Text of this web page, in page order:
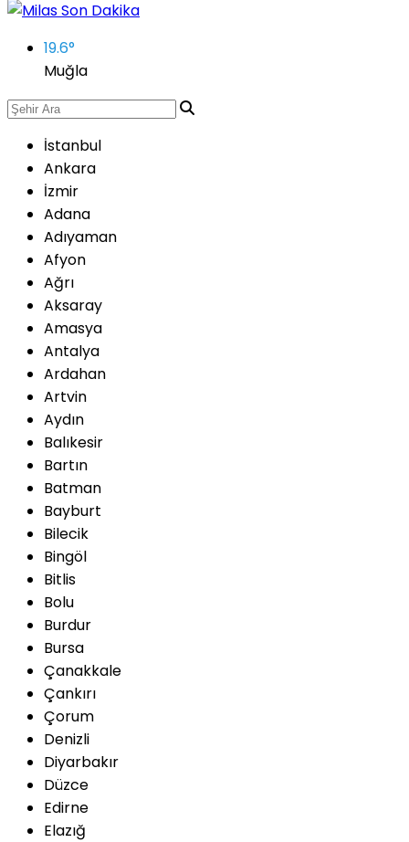
19.6°
Muğla
İstanbul
Ankara
İzmir
Adana
Adıyaman
Afyon
Ağrı
Aksaray
Amasya
Antalya
Ardahan
Artvin
Aydın
Balıkesir
Bartın
Batman
Bayburt
Bilecik
Bingöl
Bitlis
Bolu
Burdur
Bursa
Çanakkale
Çankırı
Çorum
Denizli
Diyarbakır
Düzce
Edirne
Elazığ